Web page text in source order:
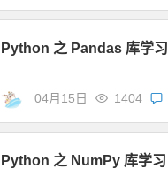
Python 之 Pandas 库学习
04月15日 1404
Python 之 NumPy 库学习